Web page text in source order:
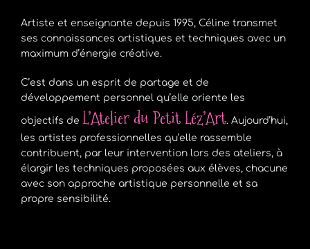
Artiste et enseignante depuis 1995, Céline transmet
ses connaissances artistiques et techniques avec un
maximum d’énergie créative.
C’est dans un esprit de partage et de
développement personnel qu’elle oriente les
objectifs de L’Atelier du Petit Léz’Art. Aujourd’hui,
les artistes professionnelles qu’elle rassemble
contribuent, par leur intervention lors des ateliers, à
élargir les techniques proposées aux élèves, chacune
avec son approche artistique personnelle et sa
propre sensibilité.